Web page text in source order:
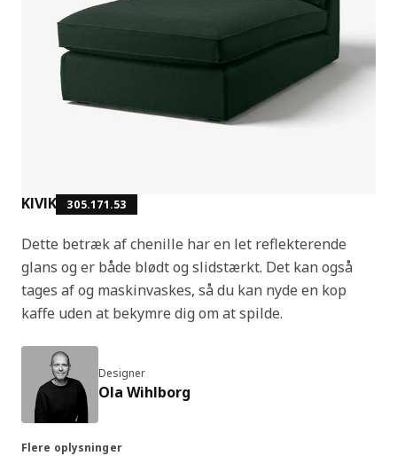
KIVIK 305.171.53
Dette betræk af chenille har en let reflekterende
glans og er både blødt og slidstærkt. Det kan også
tages af og maskinvaskes, så du kan nyde en kop
kaffe uden at bekymre dig om at spilde.
Designer
Ola Wihlborg
Flere oplysninger